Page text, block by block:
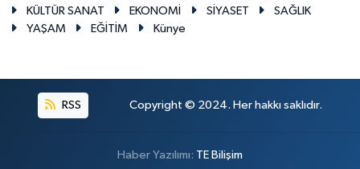
KÜLTÜR SANAT
EKONOMİ SİYASET
SAĞLIK
YAŞAM
EĞİTİM Künye
RSS Copyright © 2024. Her hakkı saklıdır.
Haber Yazılımı: TE Bilişim